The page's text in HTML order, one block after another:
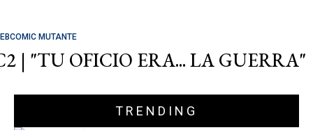
MUTANTE
| "TU OFICIO ERA... LA GUERRA"
TRENDING